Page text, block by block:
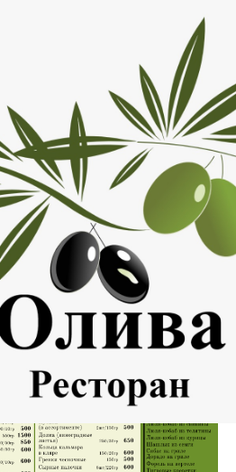
что бы открыть меню